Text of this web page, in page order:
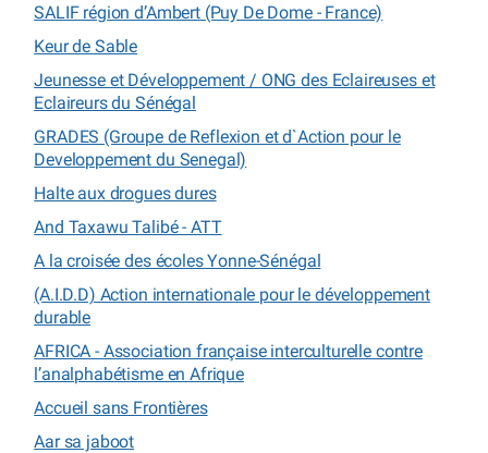
SALIF région d’Ambert (Puy De Dome - France)
Keur de Sable
Jeunesse et Développement / ONG des Eclaireuses et
Eclaireurs du Sénégal
GRADES (Groupe de Reflexion et d`Action pour le
Developpement du Senegal)
Halte aux drogues dures
And Taxawu Talibé - ATT
A la croisée des écoles Yonne-Sénégal
(A.I.D.D) Action internationale pour le développement
durable
AFRICA - Association française interculturelle contre
l’analphabétisme en Afrique
Accueil sans Frontières
Aar sa jaboot